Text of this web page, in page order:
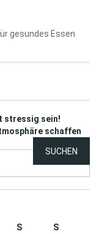
gesundes Essen
stressig sein!
schaffen
S
S